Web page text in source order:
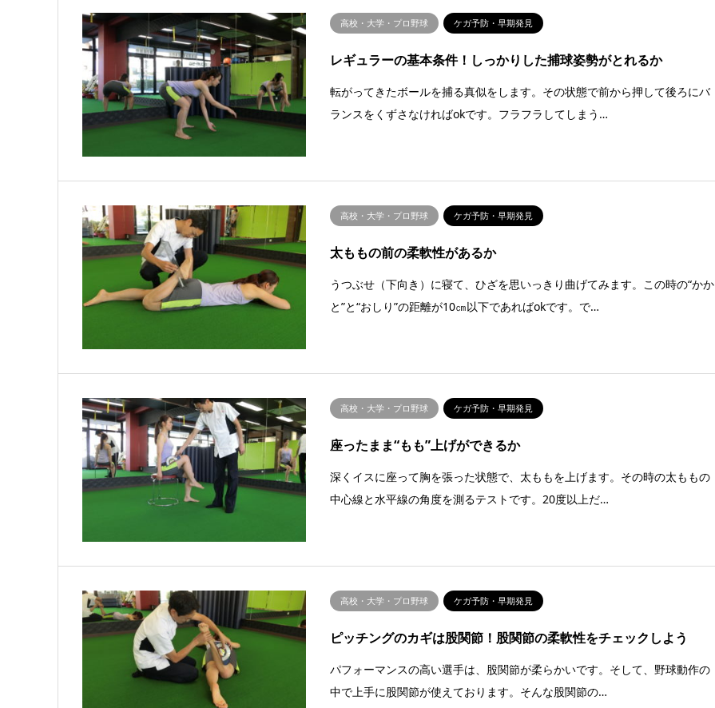
高校・大学・プロ野球 ケガ予防・早期発見
レギュラーの基本条件！しっかりした捕球姿勢がとれるか
転がってきたボールを捕る真似をします。その状態で前から押して後ろにバ
ランスをくずさなければokです。フラフラしてしまう…
高校・大学・プロ野球 ケガ予防・早期発見
太ももの前の柔軟性があるか
うつぶせ（下向き）に寝て、ひざを思いっきり曲げてみます。この時の“かか
と”と“おしり”の距離が10㎝以下であればokです。で…
高校・大学・プロ野球 ケガ予防・早期発見
座ったまま“もも”上げができるか
深くイスに座って胸を張った状態で、太ももを上げます。その時の太ももの
中心線と水平線の角度を測るテストです。20度以上だ…
高校・大学・プロ野球 ケガ予防・早期発見
ピッチングのカギは股関節！股関節の柔軟性をチェックしよう
パフォーマンスの高い選手は、股関節が柔らかいです。そして、野球動作の
中で上手に股関節が使えております。そんな股関節の…